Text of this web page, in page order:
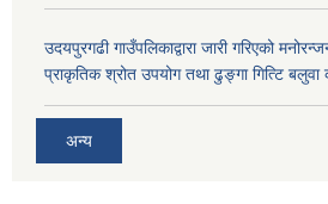
उदयपुरगढी गाउँपलिकाद्वारा जारी गरिएको
प्राकृतिक श्रोत उपयोग तथा ढुङ्गा गित्टि बलुवा
अन्य